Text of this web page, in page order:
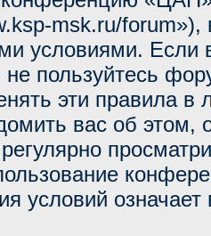
msk.ru/forum»),
условиями. Если
не пользуйтесь
эти правила
вас об
условий